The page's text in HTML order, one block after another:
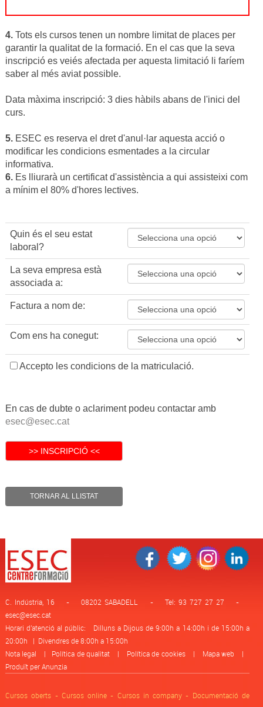
4. Tots els cursos tenen un nombre limitat de places per
garantir la qualitat de la formació. En el cas que la seva
inscripció es veiés afectada per aquesta limitació li faríem
saber al més aviat possible.
Data màxima inscripció: 3 dies hàbils abans de l'inici del
curs.
5. ESEC es reserva el dret d'anul·lar aquesta acció o
modificar les condicions esmentades a la circular
informativa.
6. Es lliurarà un certificat d'assistència a qui assisteixi com
a mínim el 80% d'hores lectives.
Quin és el seu estat
laboral?
La seva empresa està
associada a:
Factura a nom de:
Com ens ha conegut:
Accepto les condicions de la matriculació.
En cas de dubte o aclariment podeu contactar amb
esec@esec.cat
TORNAR AL LLISTAT
C. Indústria, 16 - 08202 SABADELL - Tel: 93 727 27 27 -
esec@esec.cat
Horari d'atenció al públic: Dilluns a Dijous de 9:00h a 14:00h i de 15:00h a
20:00h | Divendres de 8:00h a 15:00h
Nota legal | Política de qualitat| Política de cookies| Mapa web |
Produït per Anunzia
Cursos oberts - Cursos online - Cursos in company - Documentació de